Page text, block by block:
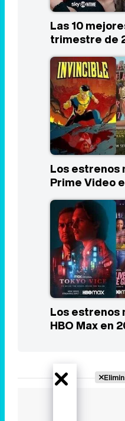
Las 10
trimestre de
Los estrenos
Prime Video
Los estrenos
HBO Max en